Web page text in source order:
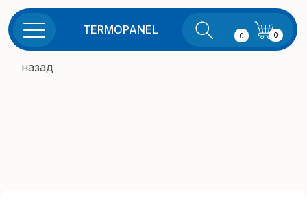
0
TERMOPANEL
назад